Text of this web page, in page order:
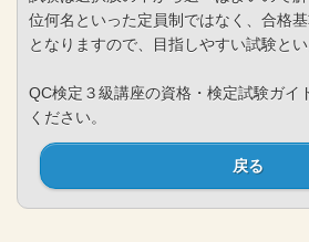
位何名といった定員制ではなく、合格
となりますので、目指しやすい試験とい
QC検定３級講座の資格・検定試験ガイ
ください。
戻る